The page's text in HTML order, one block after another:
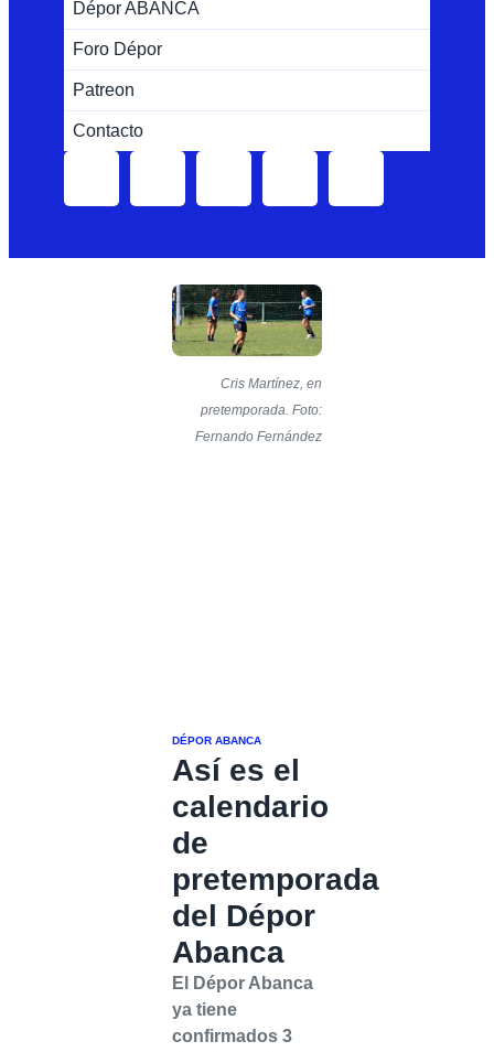
Dépor ABANCA
Foro Dépor
Patreon
Contacto
Cris Martínez, en
pretemporada. Foto:
Fernando Fernández
DÉPOR ABANCA
Así es el
calendario
de
pretemporada
del Dépor
Abanca
El Dépor Abanca
ya tiene
confirmados 3